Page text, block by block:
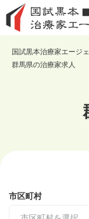
国試黒本治療家エージ
群馬県の治療家求人
市区町村